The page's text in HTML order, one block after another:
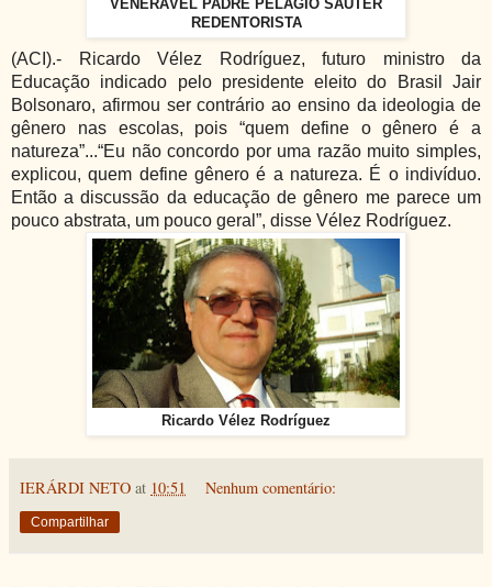
VENERÁVEL PADRE PELÁGIO SAUTER
REDENTORISTA
(ACI).- Ricardo Vélez Rodríguez, futuro ministro da
Educação indicado pelo presidente eleito do Brasil Jair
Bolsonaro, afirmou ser contrário ao ensino da ideologia de
gênero nas escolas, pois “quem define o gênero é a
natureza”...“Eu não concordo por uma razão muito simples,
explicou, quem define gênero é a natureza. É o indivíduo.
Então a discussão da educação de gênero me parece um
pouco abstrata, um pouco geral”, disse Vélez Rodríguez.
Ricardo Vélez Rodríguez
IERÁRDI NETO at 10:51 Nenhum comentário:
Compartilhar